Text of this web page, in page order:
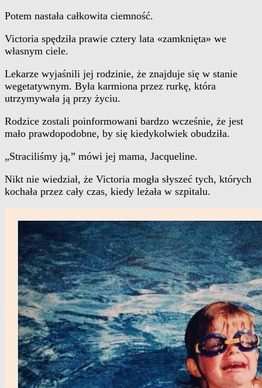
Potem nastała całkowita ciemność.
Victoria spędziła prawie cztery lata «zamknięta» we
własnym ciele.
Lekarze wyjaśnili jej rodzinie, że znajduje się w stanie
wegetatywnym. Była karmiona przez rurkę, która
utrzymywała ją przy życiu.
Rodzice zostali poinformowani bardzo wcześnie, że jest
mało prawdopodobne, by się kiedykolwiek obudziła.
„Straciliśmy ją,” mówi jej mama, Jacqueline.
Nikt nie wiedział, że Victoria mogła słyszeć tych, których
kochała przez cały czas, kiedy leżała w szpitalu.